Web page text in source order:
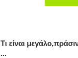
Τι είναι
...